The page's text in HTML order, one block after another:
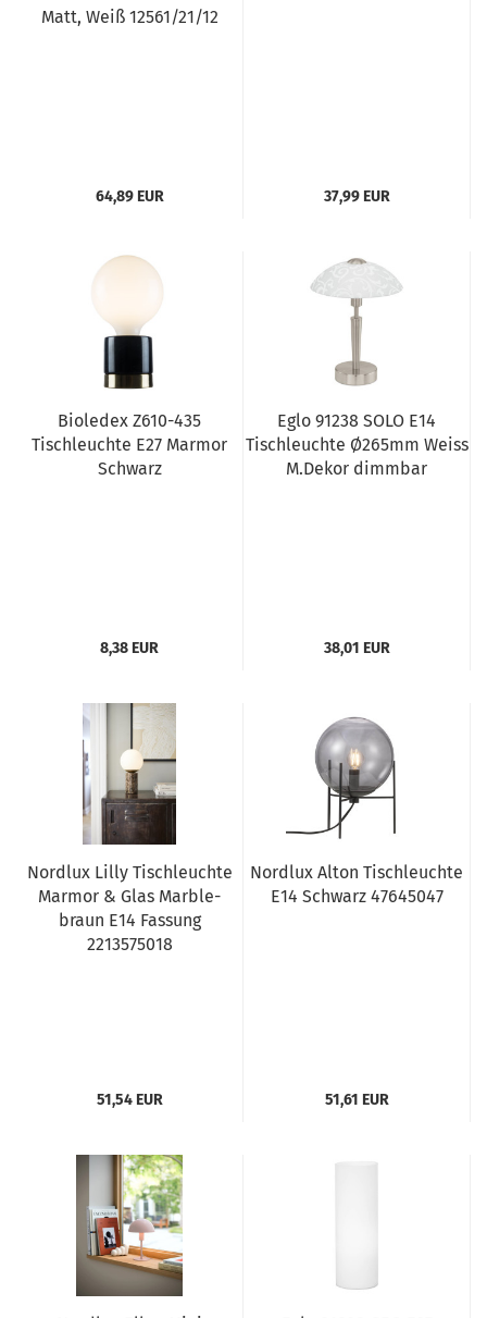
Matt, Weiß 12561/21/12
64,89 EUR 37,99 EUR
Bioledex Z610-435
Tischleuchte E27 Marmor
Schwarz
8,38 EUR
Eglo 91238 SOLO E14
Tischleuchte Ø265mm Weiss
M.Dekor dimmbar
38,01 EUR
Nordlux Lilly Tischleuchte
Marmor & Glas Marble-
braun E14 Fassung
2213575018
51,54 EUR
Nordlux Alton Tischleuchte
E14 Schwarz 47645047
51,61 EUR